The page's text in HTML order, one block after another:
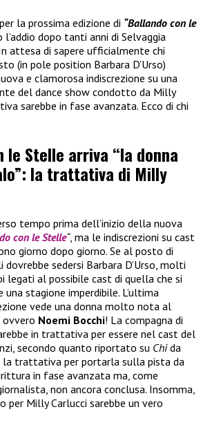
la prossima edizione di “Ballando con le
l’addio dopo tanti anni di Selvaggia
attesa di sapere ufficialmente chi
(in pole position Barbara D’Urso)
e clamorosa indiscrezione su una
del dance show condotto da Milly
sarebbe in fase avanzata. Ecco di chi
le Stelle arriva “la donna
la trattativa di Milly
tempo prima dell’inizio della nuova
con le Stelle“, ma le indiscrezioni su cast
giorno dopo giorno. Se al posto di
dovrebbe sedersi Barbara D’Urso, molti
legati al possibile cast di quella che si
una stagione imperdibile. L’ultima
vede una donna molto nota al
ovvero Noemi Bocchi! La compagna di
in trattativa per essere nel cast del
secondo quanto riportato su Chida
la trattativa per portarla sulla pista da
in fase avanzata ma, come
non ancora conclusa. Insomma,
per Milly Carlucci sarebbe un vero